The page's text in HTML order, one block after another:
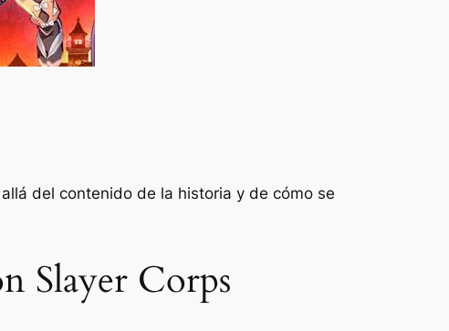
del contenido de la historia y de cómo se
Slayer Corps